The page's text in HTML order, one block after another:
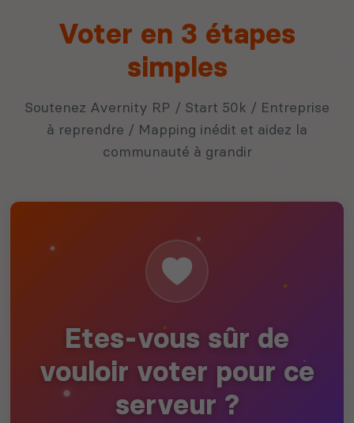
Voter en 3 étapes
simples
Soutenez Avernity RP / Start 50k / Entreprise
à reprendre / Mapping inédit et aidez la
communauté à grandir
Etes-vous sûr de
vouloir voter pour ce
serveur ?